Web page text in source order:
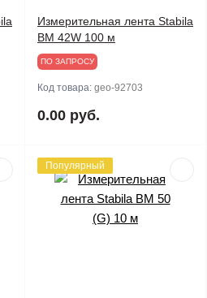
Измерительная лента Stabila
BM 42W 100 м
ПО ЗАПРОСУ
Код товара: geo-92703
0.00 руб.
Популярный